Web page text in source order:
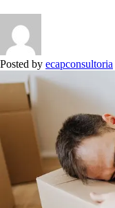
Posted by ecapconsultoria